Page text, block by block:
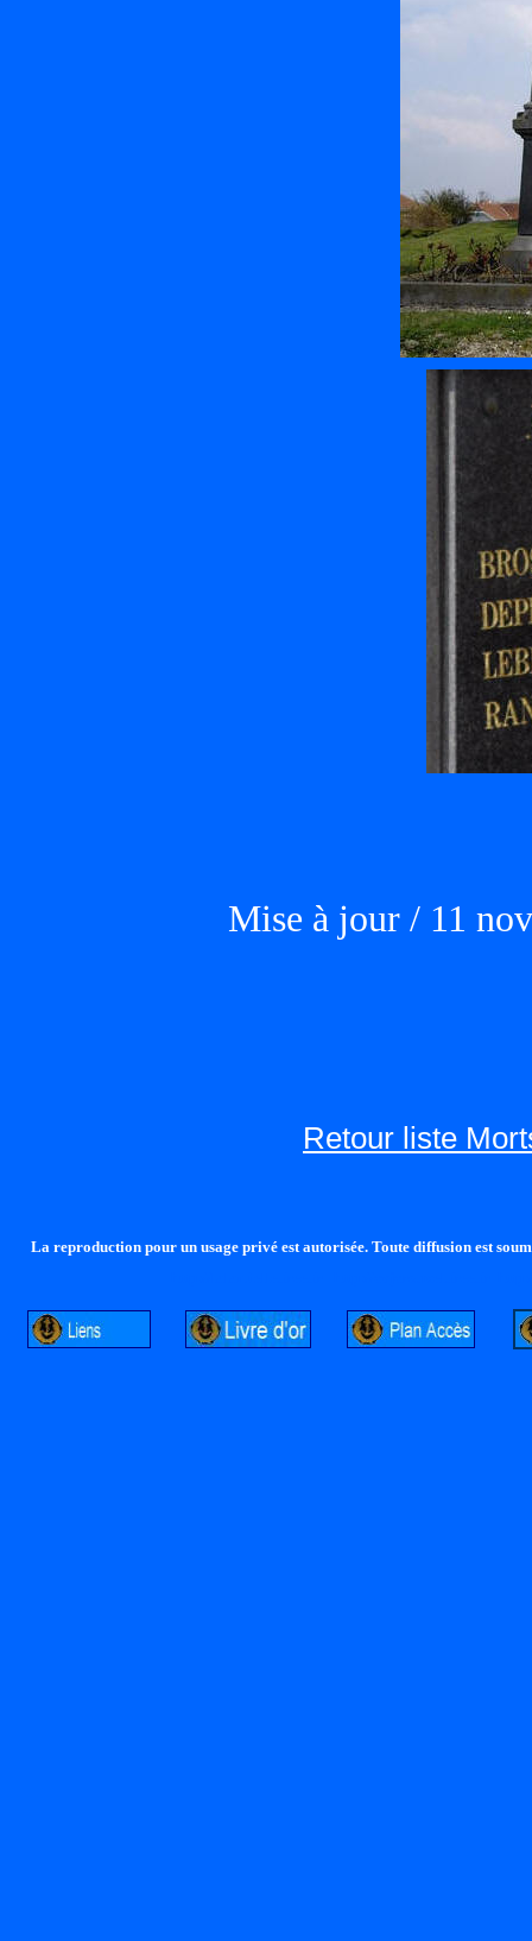
Mise à jour / 11
Retour liste
La reproduction pour un usage privé est autorisée. Toute diffusion est